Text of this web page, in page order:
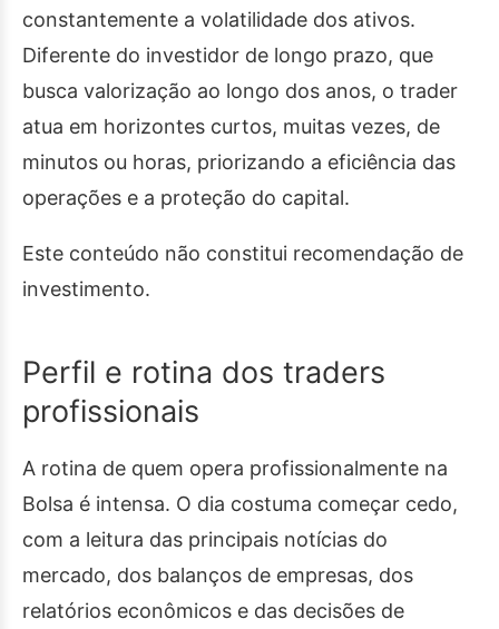
constantemente a volatilidade dos ativos.
Diferente do investidor de longo prazo, que
busca valorização ao longo dos anos, o trader
atua em horizontes curtos, muitas vezes, de
minutos ou horas, priorizando a eficiência das
operações e a proteção do capital.
Este conteúdo não constitui recomendação de
investimento.
Perfil e rotina dos traders
profissionais
A rotina de quem opera profissionalmente na
Bolsa é intensa. O dia costuma começar cedo,
com a leitura das principais notícias do
mercado, dos balanços de empresas, dos
relatórios econômicos e das decisões de